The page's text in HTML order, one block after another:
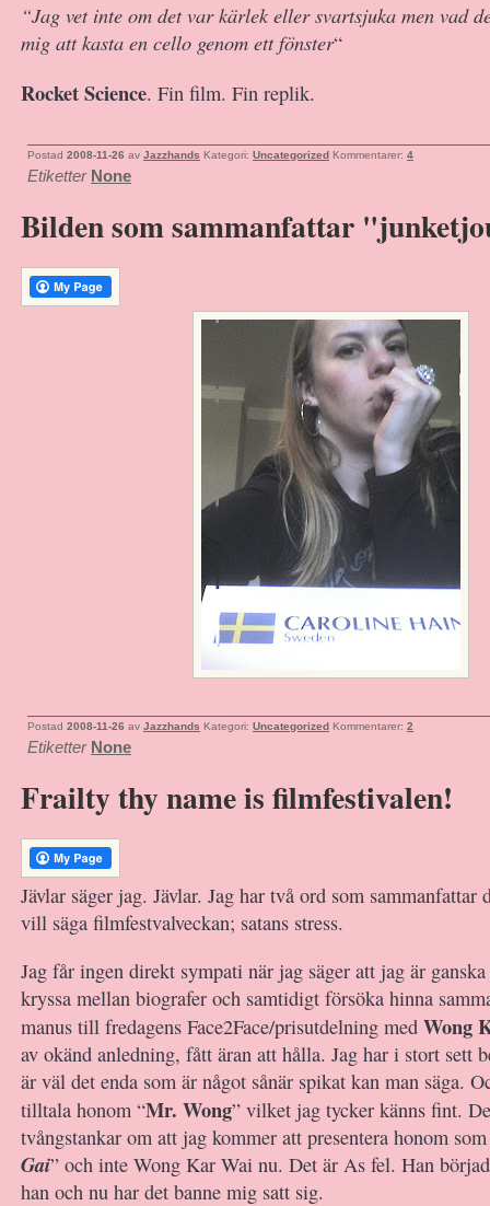
“Jag vet inte om det var kärlek eller svartsjuka men vad
mig att kasta en cello genom ett fönster“
Rocket Science. Fin film. Fin replik.
Postad 2008-11-26 av Jazzhands Kategori: Uncategorized Kommentarer: 4
Etiketter None
Bilden som sammanfattar
Postad 2008-11-26 av Jazzhands Kategori: Uncategorized Kommentarer: 2
Etiketter None
Frailty thy name is filmfestivalen!
Jävlar säger jag. Jävlar. Jag har två ord som sammanfattar
vill säga filmfestvalveckan; satans stress.
Jag får ingen direkt sympati när jag säger att jag är ganska
kryssa mellan biografer och samtidigt försöka hinna
manus till fredagens Face2Face/prisutdelning med Wong
av okänd anledning, fått äran att hålla. Jag har i stort sett
är väl det enda som är något sånär spikat kan man säga.
tilltala honom “Mr. Wong” vilket jag tycker känns fint.
tvångstankar om att jag kommer att presentera honom
Gai” och inte Wong Kar Wai nu. Det är As fel. Han
han och nu har det banne mig satt sig.